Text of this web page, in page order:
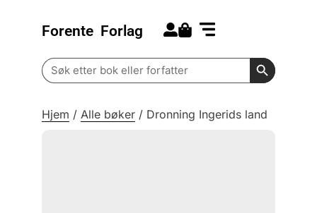
Forente Forlag
Search
for:
Search
Hjem / Alle bøker / Dronning Ingerids land